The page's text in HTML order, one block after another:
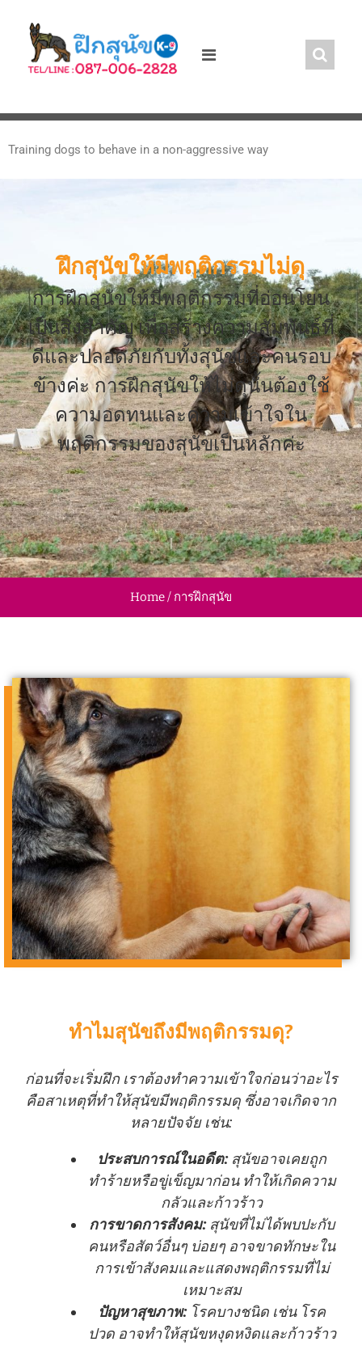
Training dogs to behave in a non-aggressive way
ฝึกสุนัขให้มีพฤติกรรมไม่ดุ
การฝึกสุนัขให้มีพฤติกรรมที่อ่อนโยน
เป็นสิ่งสำคัญ เพื่อสร้างความสัมพันธ์ที่
ดีและปลอดภัยกับทั้งสุนัขและคนรอบ
ข้างค่ะ การฝึกสุนัขให้ไม่ดุนั้นต้องใช้
ความอดทนและความเข้าใจใน
พฤติกรรมของสุนัขเป็นหลักค่ะ
Home / การฝึกสุนัข
ทำไมสุนัขถึงมีพฤติกรรมดุ?
ก่อนที่จะเริ่มฝึก เราต้องทำความเข้าใจก่อนว่าอะไร
คือสาเหตุที่ทำให้สุนัขมีพฤติกรรมดุ ซึ่งอาจเกิดจาก
หลายปัจจัย เช่น:
ประสบการณ์ในอดีต:สุนัขอาจเคยถูก
ทำร้ายหรือขู่เข็ญมาก่อน ทำให้เกิดความ
กลัวและก้าวร้าว
การขาดการสังคม:สุนัขที่ไม่ได้พบปะกับ
คนหรือสัตว์อื่นๆ บ่อยๆ อาจขาดทักษะใน
การเข้าสังคมและแสดงพฤติกรรมที่ไม่
เหมาะสม
ปัญหาสุขภาพ:โรคบางชนิด เช่น โรค
ปวด อาจทำให้สุนัขหงุดหงิดและก้าวร้าว